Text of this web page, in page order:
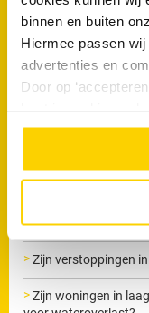
binnen en buiten
Hiermee passen wij
advertenties en
Door op
meer over in ons
Wil je direct van je
Maak nu een
Veelgestelde
Komen
Waarom zien jullie
Zijn verstoppingen
Zijn woningen in